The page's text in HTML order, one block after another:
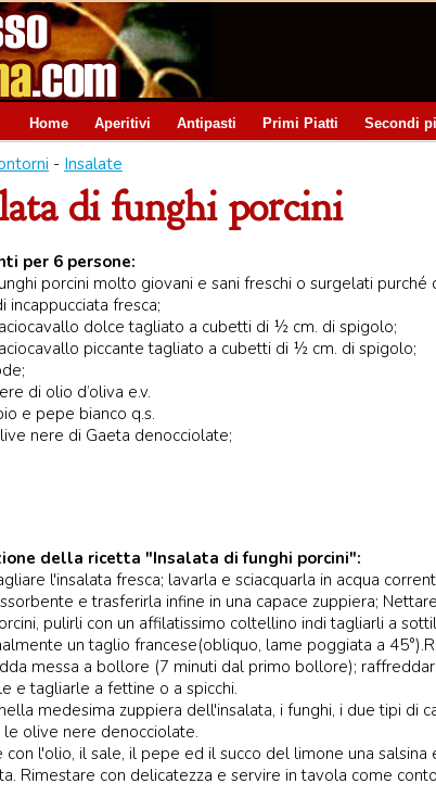
Home Aperitivi Antipasti Primi Piatti Secondi
- Insalate
di funghi porcini
per 6 persone:
porcini molto giovani e sani freschi o surgelati purché
incappucciata fresca;
dolce tagliato a cubetti di ½ cm. di spigolo;
piccante tagliato a cubetti di ½ cm. di spigolo;
di olio d’oliva e.v.
e pepe bianco q.s.
nere di Gaeta denocciolate;
della ricetta "Insalata di funghi porcini":
l'insalata fresca; lavarla e sciacquarla in acqua
e trasferirla infine in una capace zuppiera;
pulirli con un affilatissimo coltellino indi tagliarli a
un taglio francese(obliquo, lame poggiata a
messa a bollore (7 minuti dal primo bollore);
e tagliarle a fettine o a spicchi.
medesima zuppiera dell'insalata, i funghi, i due tipi di
olive nere denocciolate.
con l'olio, il sale, il pepe ed il succo del limone una salsina
Rimestare con delicatezza e servire in tavola come